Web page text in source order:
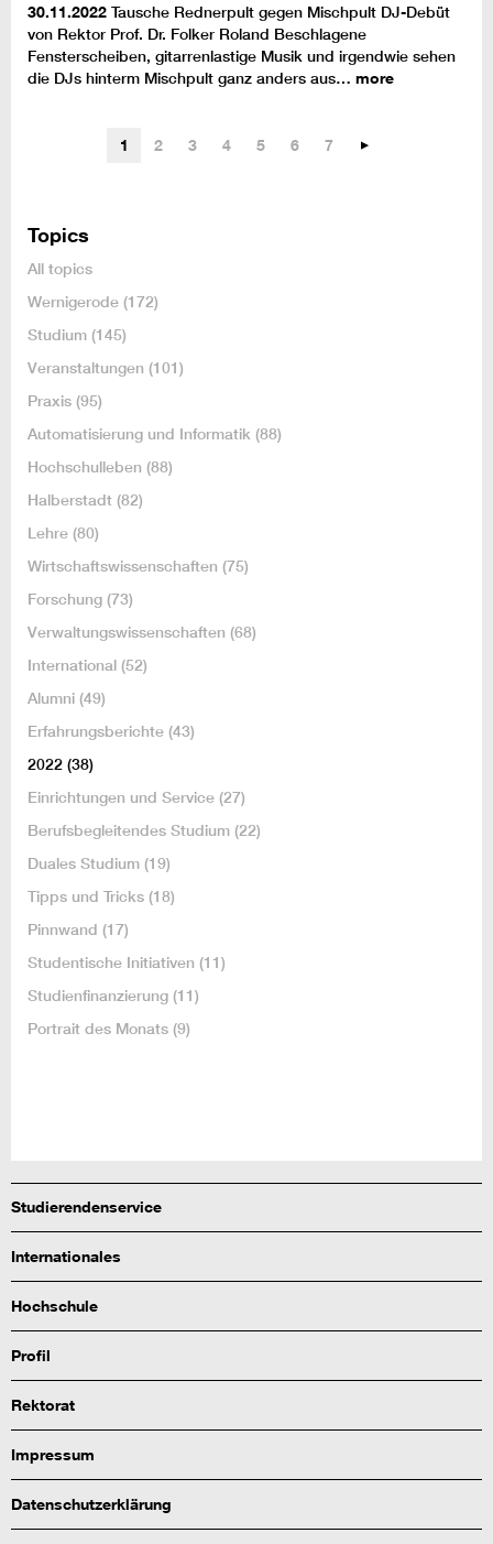
30.11.2022 Tausche Rednerpult gegen Mischpult DJ-Debüt
von Rektor Prof. Dr. Folker Roland Beschlagene
Fensterscheiben, gitarrenlastige Musik und irgendwie sehen
die DJs hinterm Mischpult ganz anders aus… more
1 2 3 4 5 6 7
Topics
All topics
Wernigerode (172)
Studium (145)
Veranstaltungen (101)
Praxis (95)
Automatisierung und Informatik (88)
Hochschulleben (88)
Halberstadt (82)
Lehre (80)
Wirtschaftswissenschaften (75)
Forschung (73)
Verwaltungswissenschaften (68)
International (52)
Alumni (49)
Erfahrungsberichte (43)
2022 (38)
Einrichtungen und Service (27)
Berufsbegleitendes Studium (22)
Duales Studium (19)
Tipps und Tricks (18)
Pinnwand (17)
Studentische Initiativen (11)
Studienfinanzierung (11)
Portrait des Monats (9)
Studierendenservice
Internationales
Hochschule
Profil
Rektorat
Impressum
Datenschutzerklärung